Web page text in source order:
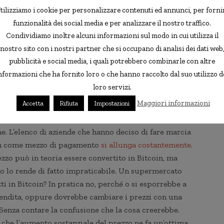
come moneta di scambio per l’acquisto di prodotti o
scoraggiato il suo utilizzo in questo senso. Chi
ad usarli per comprare qualcosa, preferendo invece
quella del giovane che ha comprato una pizza
che oggi varrebbero milioni di dollari, non incentivano
volatilità estrema dei Bitcoinscoraggia molte aziende
dei prodotti
L’elenco di aziende che hanno deciso di fare marcia
mezzo di pagamento si allunga costantemente.
può in teoria essere convertito in Bitcoin, ma
lo rende di fatto impraticabile. Un supermercato
in Bitcoin? In pratica no, perché o si esporrebbe a
oppure dovrebbe cambiare i prezzi con una
contare la confusione che la cosa creerebbe.
i cookie per personalizzare contenuti ed annunci, per
funzionalità dei social media e per analizzare il nostro traffico.
Condividiamo inoltre alcuni informazioni sul modo in cui utilizza il
nostro sito con i nostri partner che si occupano di analisi dei dati web,
pubblicità e social media, i quali potrebbero combinarle con altre
che ha fornito loro o che hanno raccolto dal suo utilizzo
loro servizi.
Accetta Rifiuta Impostazioni Maggiori informazioni